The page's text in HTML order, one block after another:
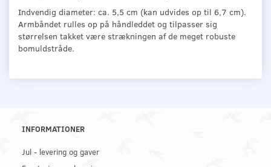
Indvendig diameter: ca. 5,5 cm (kan udvides op til 6,7 cm).
Armbåndet rulles op på håndleddet og tilpasser sig
størrelsen takket være strækningen af de meget robuste
bomuldstråde.
INFORMATIONER
Jul - levering og gaver